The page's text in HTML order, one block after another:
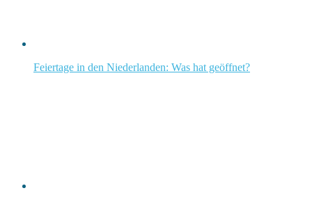
Feiertage in den Niederlanden: Was hat geöffnet?